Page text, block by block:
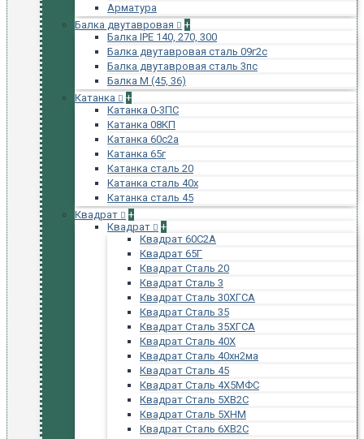
Арматура
Балка двутавровая
+
Балка IPE 140, 270, 300
Балка двутавровая сталь 09г2с
Балка двутавровая сталь 3пс
Балка М (45, 36)
Катанка
+
Катанка 0-3ПС
Катанка 08КП
Катанка 60с2а
Катанка 65г
Катанка сталь 20
Катанка сталь 40х
Катанка сталь 45
Квадрат
+
Квадрат
+
Квадрат 60С2А
Квадрат 65Г
Квадрат Сталь 20
Квадрат Сталь 3
Квадрат Сталь 30ХГСА
Квадрат Сталь 35
Квадрат Сталь 35ХГСА
Квадрат Сталь 40Х
Квадрат Сталь 40хн2ма
Квадрат Сталь 45
Квадрат Сталь 4Х5МФС
Квадрат Сталь 5ХВ2С
Квадрат Сталь 5ХНМ
Квадрат Сталь 6ХВ2С